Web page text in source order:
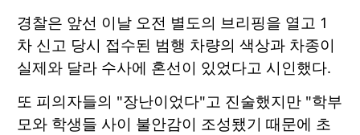
경찰은 앞선 이날 오전 별도의 브리핑을 열고 1
차 신고 당시 접수된 범행 차량의 색상과 차종이
실제와 달라 수사에 혼선이 있었다고 시인했다.
또 피의자들의 "장난이었다"고 진술했지만 "학부
모와 학생들 사이 불안감이 조성됐기 때문에 초